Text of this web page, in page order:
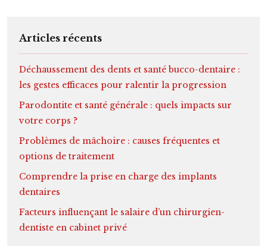
Articles récents
Déchaussement des dents et santé bucco-dentaire :
les gestes efficaces pour ralentir la progression
Parodontite et santé générale : quels impacts sur
votre corps ?
Problèmes de mâchoire : causes fréquentes et
options de traitement
Comprendre la prise en charge des implants
dentaires
Facteurs influençant le salaire d’un chirurgien-
dentiste en cabinet privé